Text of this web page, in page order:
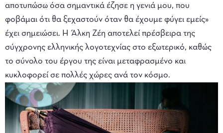
αποτυπώσω όσα σημαντικά έζησε η γενιά μου, που
φοβάμαι ότι θα ξεχαστούν όταν θα έχουμε φύγει εμείς»
έχει σημειώσει. Η Άλκη Ζέη αποτελεί πρέσβειρα της
σύγχρονης ελληνικής λογοτεχνίας στο εξωτερικό, καθώς
το σύνολο του έργου της είναι μεταφρασμένο και
κυκλοφορεί σε πολλές χώρες ανά τον κόσμο.